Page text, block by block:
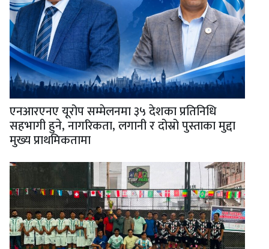
एनआरएनए यूरोप सम्मेलनमा ३५ देशका प्रतिनिधि
सहभागी हुने, नागरिकता, लगानी र दोस्रो पुस्ताका मुद्दा
मुख्य प्राथमिकतामा